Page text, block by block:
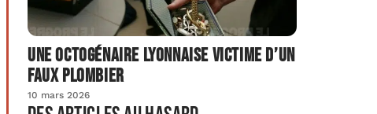
Une octogénaire lyonnaise victime d’un
faux plombier
10 mars 2026